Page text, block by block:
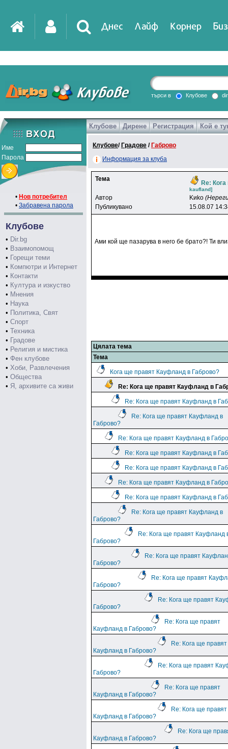
Днес Лайф Корнер
DirTV Impressio
Games
търси в Клубове
Име
Парола
• Нов потребител
• Забравена парола
Клубове
• Dir.bg
• Взаимопомощ
• Горещи теми
• Компютри и Интернет
• Контакти
• Култура и изкуство
• Мнения
• Наука
• Политика, Свят
• Спорт
• Техника
• Градове
• Религия и мистика
• Фен клубове
• Хоби, Развлечения
• Общества
• Я, архивите са живи
Клубове Дирене Регистрация Кой е
Клубове/ Градове / Габрово
Информация за клуба
Тема
Re:
kaufland]
Автор Kиko
Публикувано
15.08.07
Ами кой ще пазарува в него бе брато?! Ти
Цялата тема
Тема
Кога ще правят Кауфланд в Габрово?
Re: Кога ще правят Кауфланд в
Re: Кога ще правят Кауфланд в
Re: Кога ще правят Кауфланд в
Габрово?
Re: Кога ще правят Кауфланд в
Re: Кога ще правят Кауфланд в
Re: Кога ще правят Кауфланд в
Re: Кога ще правят Кауфланд в
Re: Кога ще правят Кауфланд в
Re: Кога ще правят Кауфланд в
Габрово?
Re: Кога ще правят Кауфланд
Габрово?
Re: Кога ще правят
Габрово?
Re: Кога ще правят
Габрово?
Re: Кога ще правят
Габрово?
Re: Кога ще правят
Кауфланд в Габрово?
Re: Кога ще правят
Кауфланд в Габрово?
Re: Кога ще правят
Габрово?
Re: Кога ще правят
Кауфланд в Габрово?
Re: Кога ще правят
Кауфланд в Габрово?
Re: Кога ще
Кауфланд в Габрово?